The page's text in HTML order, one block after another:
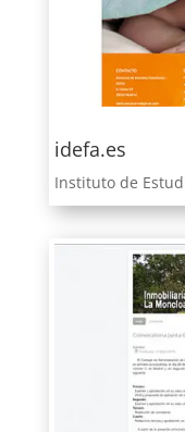
idefa.es
Instituto de